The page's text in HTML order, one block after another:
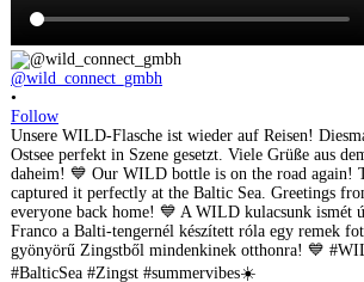
@wild_connect_gmbh
•
Follow
Unsere WILD-Flasche ist wieder auf Reisen!
Ostsee perfekt in Szene gesetzt. Viele Grüße aus
daheim! 💙 Our WILD bottle is on the road again!
captured it perfectly at the Baltic Sea. Greetings
everyone back home! 💙 A WILD kulacsunk ismét
Franco a Balti-tengernél készített róla egy remek
gyönyörű Zingstből mindenkinek otthonra! 💙
#BalticSea #Zingst #summervibes☀️